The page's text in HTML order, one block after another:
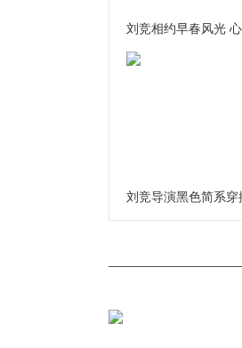
刘竞相约早春风光
刘竞导演黑色简系穿